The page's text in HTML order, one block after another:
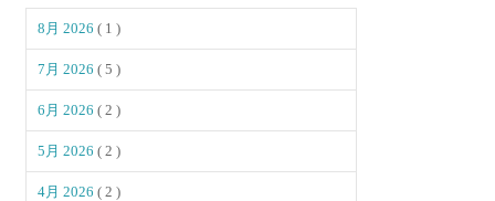
8月 2026( 1 )
7月 2026( 5 )
6月 2026( 2 )
5月 2026( 2 )
4月 2026( 2 )